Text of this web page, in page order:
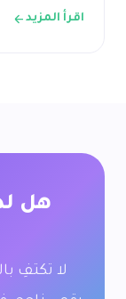
اقرأ المزيد
هل
لا تكتفِ